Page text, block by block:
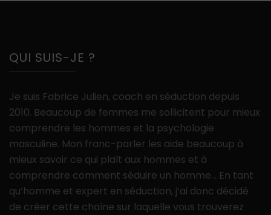
QUI SUIS-JE ?
Je suis Fabrice Julien, coach en séduction depuis
2010. Beaucoup de femmes me sollicitent pour mieux
comprendre les hommes et la psychologie
masculine. Mon franc-parler les aide beaucoup à
mieux savoir ce qui plaît aux hommes et à
comprendre comment séduire un homme… En tant
qu’homme et expert en séduction, j’ai donc décidé
de créer cette chaîne sur laquelle vous trouverez